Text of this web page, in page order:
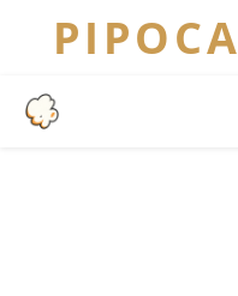
PIPOCA